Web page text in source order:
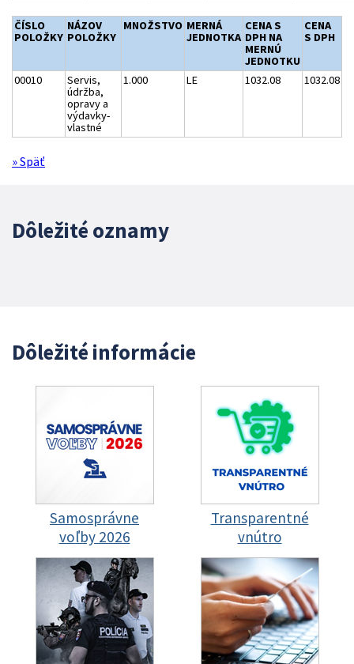
ČÍSLO
POLOŽKY
NÁZOV
POLOŽKY
MNOŽSTVO MERNÁ
JEDNOTKA
CENA S
DPH NA
MERNÚ
JEDNOTKU
CENA
S DPH
00010
Servis,
údržba,
opravy a
výdavky-
vlastné
1.000 LE 1032.08 1032.08
» Späť
Dôležité oznamy
Dôležité informácie
Samosprávne
voľby 2026
Transparentné
vnútro